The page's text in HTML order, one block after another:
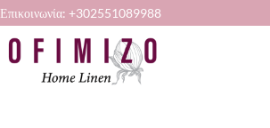
Επικοινωνία: +302551089988